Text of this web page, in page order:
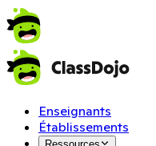
Enseignants
Établissements